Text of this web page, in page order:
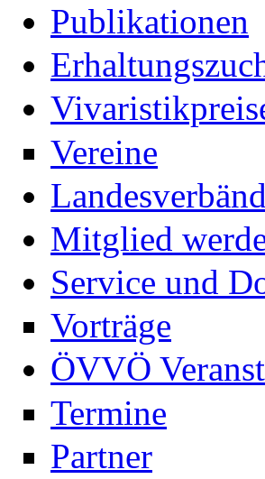
Publikationen
Vereine
Mitglied
Service und
Vorträge
ÖVVÖ
Termine
Partner